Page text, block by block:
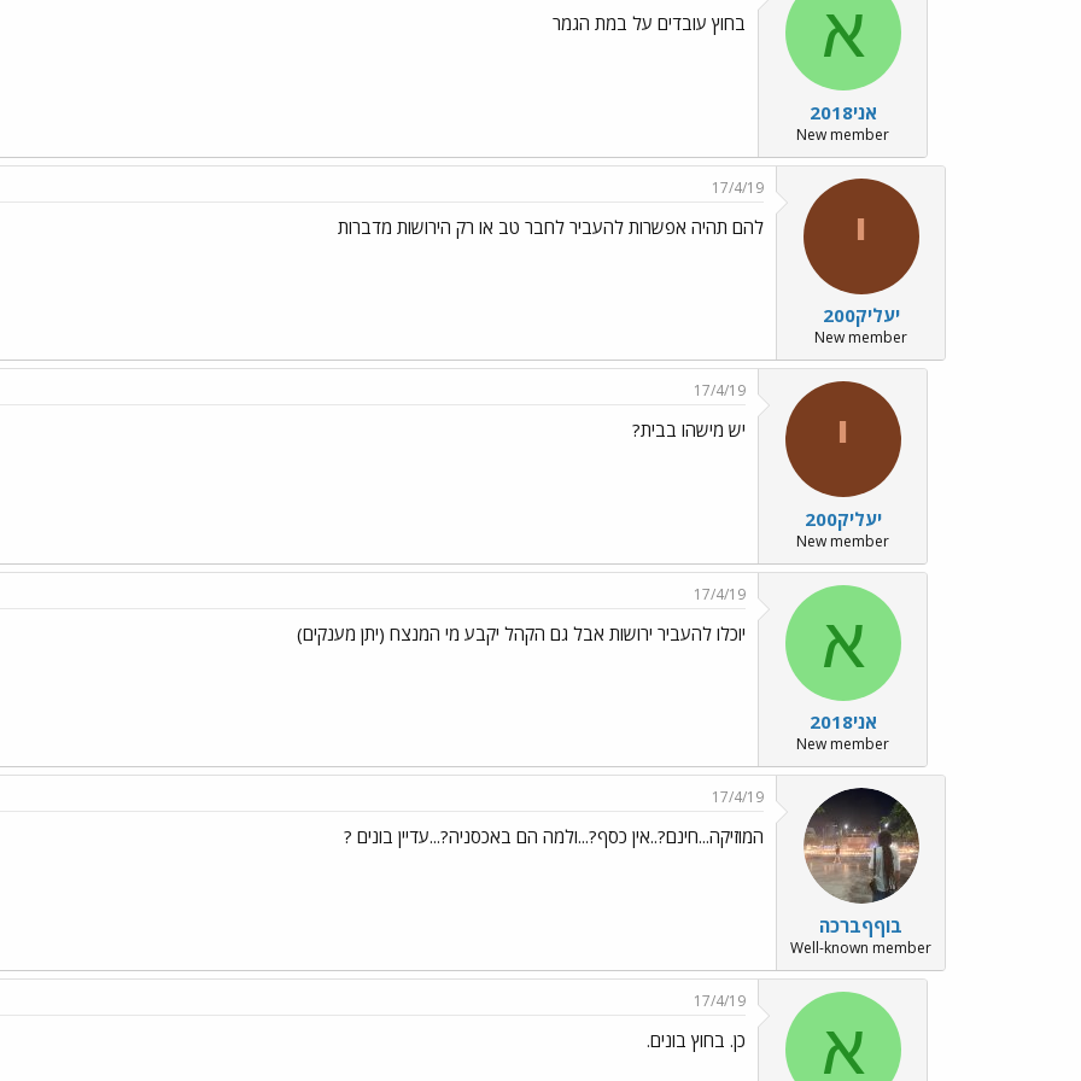
א
אני2018
New member
בחוץ עובדים על במת הגמר
י
יעליק200
New member
17/4/19
להם תהיה אפשרות להעביר לחבר טב או רק הירושות מדברות
י
יעליק200
New member
17/4/19
יש מישהו בבית?
א
אני2018
New member
17/4/19
יוכלו להעביר ירושות אבל גם הקהל יקבע מי המנצח (יתן מענקים)
בוףףברכה
Well-known member
17/4/19
המוזיקה...חינם?..אין כסף?...ולמה הם באכסניה?...עדיין בונים ?
א
17/4/19
כן. בחוץ בונים.